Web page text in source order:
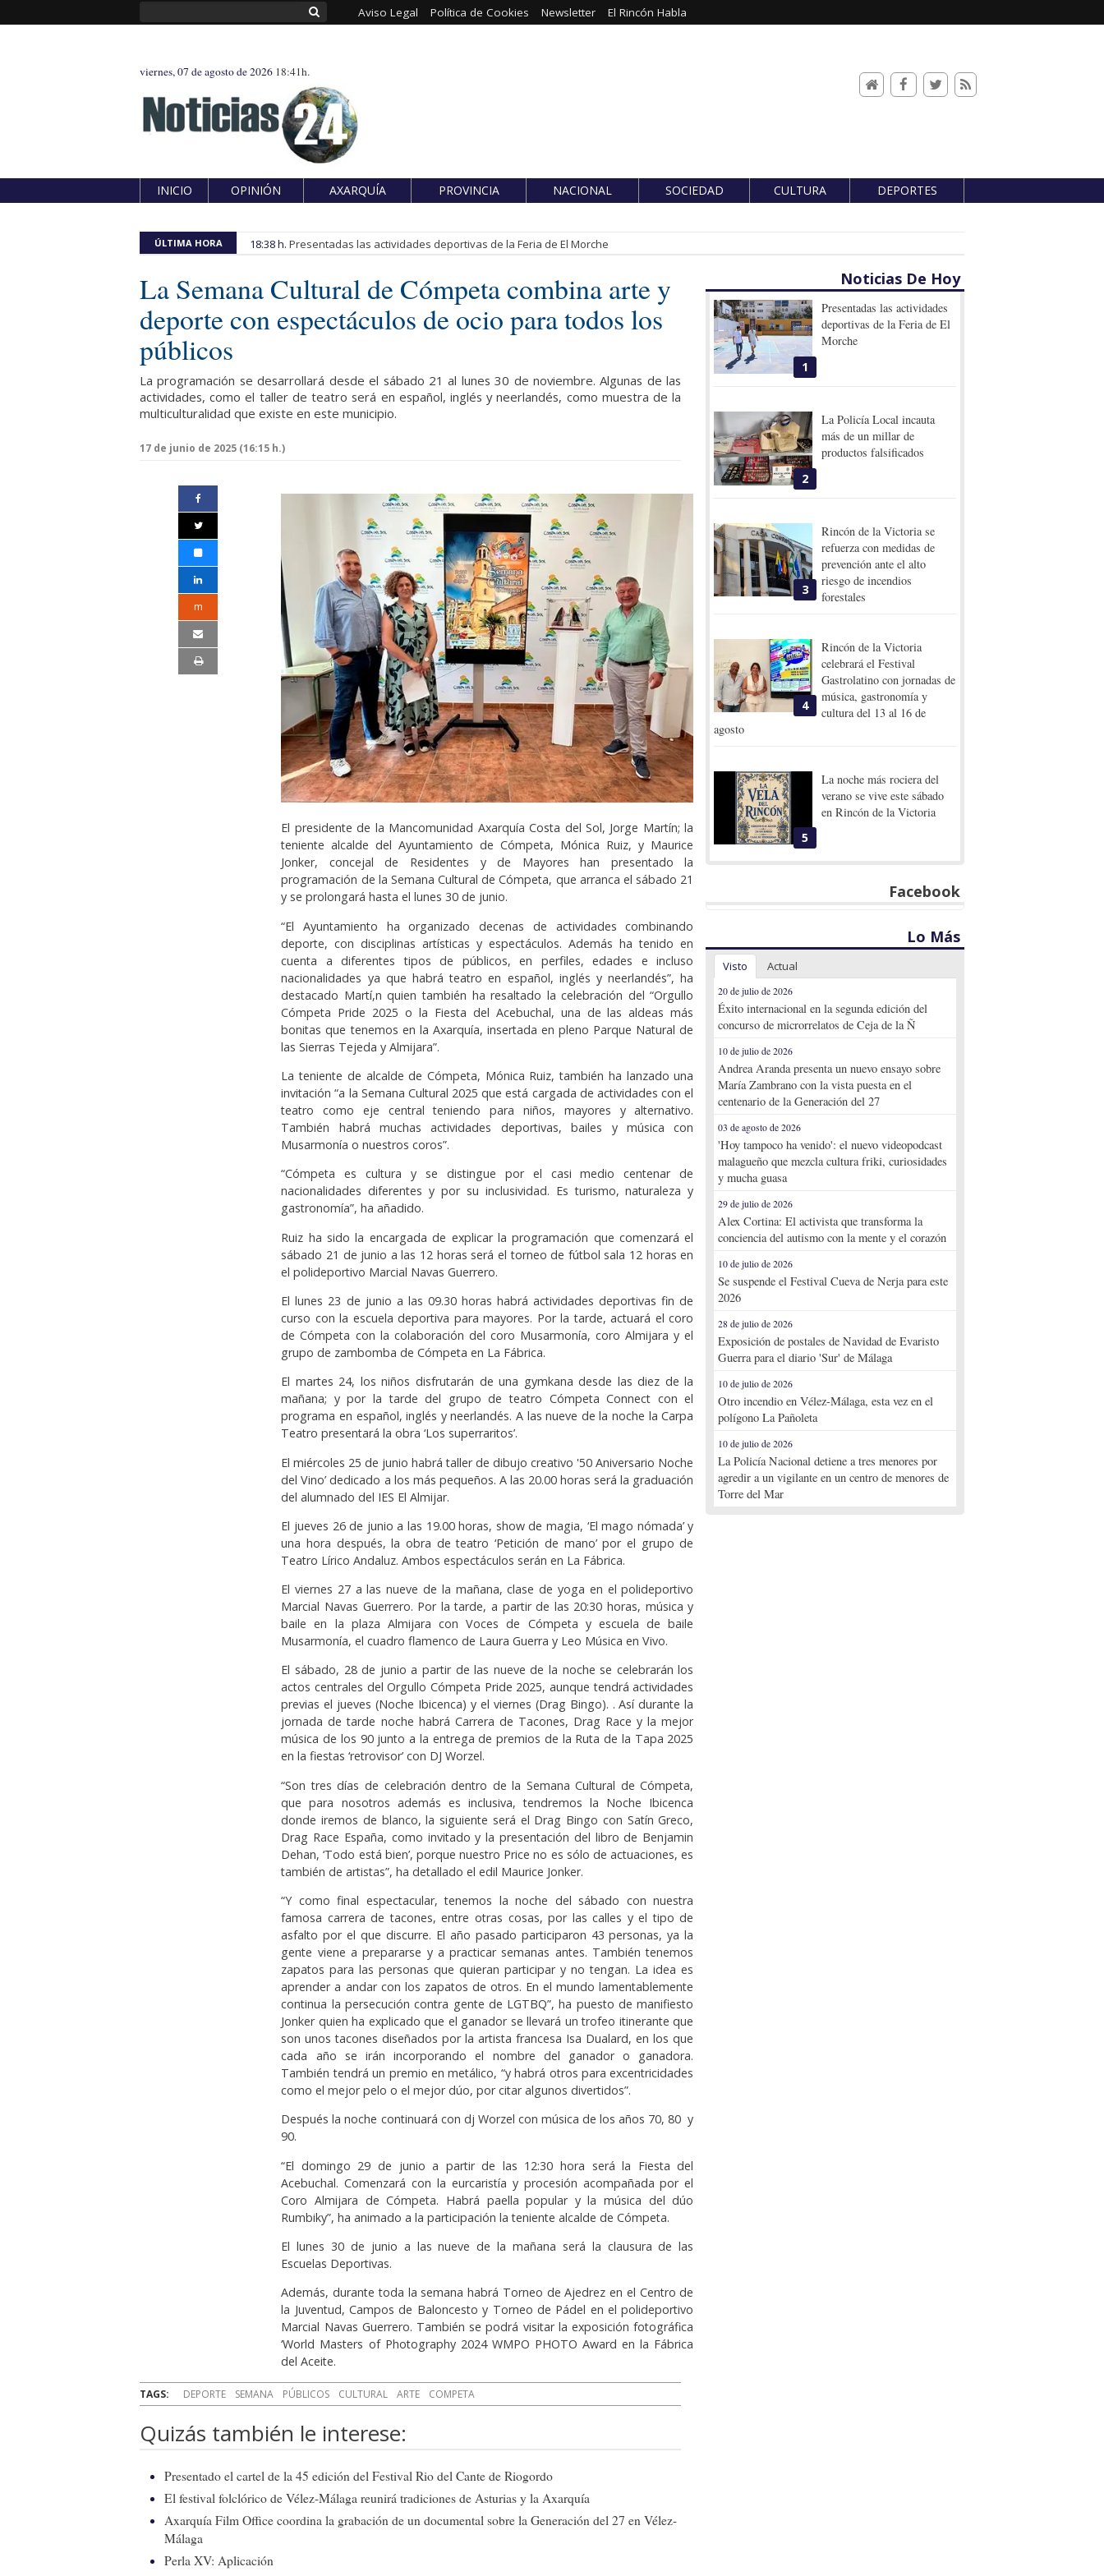
Aviso Legal Política de Cookies Newsletter El Rincón Habla
viernes, 07 de agosto de 2026 18:41h.
INICIO OPINIÓN AXARQUÍA PROVINCIA NACIONAL SOCIEDAD CULTURA DEPORTES
ÚLTIMA HORA 18:38 h. Presentadas las actividades deportivas de la Feria de El Morche
La Semana Cultural de Cómpeta combina arte y
deporte con espectáculos de ocio para todos los
públicos
La programación se desarrollará desde el sábado 21 al lunes 30 de noviembre. Algunas de las
actividades, como el taller de teatro será en español, inglés y neerlandés, como muestra de la
multiculturalidad que existe en este municipio.
17 de junio de 2025 (16:15 h.)
m
El presidente de la Mancomunidad Axarquía Costa del Sol, Jorge Martín; la
teniente alcalde del Ayuntamiento de Cómpeta, Mónica Ruiz, y Maurice
Jonker, concejal de Residentes y de Mayores han presentado la
programación de la Semana Cultural de Cómpeta, que arranca el sábado 21
y se prolongará hasta el lunes 30 de junio.
“El Ayuntamiento ha organizado decenas de actividades combinando
deporte, con disciplinas artísticas y espectáculos. Además ha tenido en
cuenta a diferentes tipos de públicos, en perfiles, edades e incluso
nacionalidades ya que habrá teatro en español, inglés y neerlandés”, ha
destacado Martí,n quien también ha resaltado la celebración del “Orgullo
Cómpeta Pride 2025 o la Fiesta del Acebuchal, una de las aldeas más
bonitas que tenemos en la Axarquía, insertada en pleno Parque Natural de
las Sierras Tejeda y Almijara”.
La teniente de alcalde de Cómpeta, Mónica Ruiz, también ha lanzado una
invitación “a la Semana Cultural 2025 que está cargada de actividades con el
teatro como eje central teniendo para niños, mayores y alternativo.
También habrá muchas actividades deportivas, bailes y música con
Musarmonía o nuestros coros”.
“Cómpeta es cultura y se distingue por el casi medio centenar de
nacionalidades diferentes y por su inclusividad. Es turismo, naturaleza y
gastronomía”, ha añadido.
Ruiz ha sido la encargada de explicar la programación que comenzará el
sábado 21 de junio a las 12 horas será el torneo de fútbol sala 12 horas en
el polideportivo Marcial Navas Guerrero.
El lunes 23 de junio a las 09.30 horas habrá actividades deportivas fin de
curso con la escuela deportiva para mayores. Por la tarde, actuará el coro
de Cómpeta con la colaboración del coro Musarmonía, coro Almijara y el
grupo de zambomba de Cómpeta en La Fábrica.
El martes 24, los niños disfrutarán de una gymkana desde las diez de la
mañana; y por la tarde del grupo de teatro Cómpeta Connect con el
programa en español, inglés y neerlandés. A las nueve de la noche la Carpa
Teatro presentará la obra ‘Los superraritos’.
El miércoles 25 de junio habrá taller de dibujo creativo '50 Aniversario Noche
del Vino’ dedicado a los más pequeños. A las 20.00 horas será la graduación
del alumnado del IES El Almijar.
El jueves 26 de junio a las 19.00 horas, show de magia, ‘El mago nómada’ y
una hora después, la obra de teatro ‘Petición de mano’ por el grupo de
Teatro Lírico Andaluz. Ambos espectáculos serán en La Fábrica.
El viernes 27 a las nueve de la mañana, clase de yoga en el polideportivo
Marcial Navas Guerrero. Por la tarde, a partir de las 20:30 horas, música y
baile en la plaza Almijara con Voces de Cómpeta y escuela de baile
Musarmonía, el cuadro flamenco de Laura Guerra y Leo Música en Vivo.
El sábado, 28 de junio a partir de las nueve de la noche se celebrarán los
actos centrales del Orgullo Cómpeta Pride 2025, aunque tendrá actividades
previas el jueves (Noche Ibicenca) y el viernes (Drag Bingo). . Así durante la
jornada de tarde noche habrá Carrera de Tacones, Drag Race y la mejor
música de los 90 junto a la entrega de premios de la Ruta de la Tapa 2025
en la fiestas ‘retrovisor’ con DJ Worzel.
“Son tres días de celebración dentro de la Semana Cultural de Cómpeta,
que para nosotros además es inclusiva, tendremos la Noche Ibicenca
donde iremos de blanco, la siguiente será el Drag Bingo con Satín Greco,
Drag Race España, como invitado y la presentación del libro de Benjamin
Dehan, ‘Todo está bien’, porque nuestro Price no es sólo de actuaciones, es
también de artistas”, ha detallado el edil Maurice Jonker.
“Y como final espectacular, tenemos la noche del sábado con nuestra
famosa carrera de tacones, entre otras cosas, por las calles y el tipo de
asfalto por el que discurre. El año pasado participaron 43 personas, ya la
gente viene a prepararse y a practicar semanas antes. También tenemos
zapatos para las personas que quieran participar y no tengan. La idea es
aprender a andar con los zapatos de otros. En el mundo lamentablemente
continua la persecución contra gente de LGTBQ”, ha puesto de manifiesto
Jonker quien ha explicado que el ganador se llevará un trofeo itinerante que
son unos tacones diseñados por la artista francesa Isa Dualard, en los que
cada año se irán incorporando el nombre del ganador o ganadora.
También tendrá un premio en metálico, “y habrá otros para excentricidades
como el mejor pelo o el mejor dúo, por citar algunos divertidos”.
Después la noche continuará con dj Worzel con música de los años 70, 80 y
90.
“El domingo 29 de junio a partir de las 12:30 hora será la Fiesta del
Acebuchal. Comenzará con la eurcaristía y procesión acompañada por el
Coro Almijara de Cómpeta. Habrá paella popular y la música del dúo
Rumbiky”, ha animado a la participación la teniente alcalde de Cómpeta.
El lunes 30 de junio a las nueve de la mañana será la clausura de las
Escuelas Deportivas.
Además, durante toda la semana habrá Torneo de Ajedrez en el Centro de
la Juventud, Campos de Baloncesto y Torneo de Pádel en el polideportivo
Marcial Navas Guerrero. También se podrá visitar la exposición fotográfica
‘World Masters of Photography 2024 WMPO PHOTO Award en la Fábrica
del Aceite.
TAGS: DEPORTE SEMANA PÚBLICOS CULTURAL ARTE COMPETA
Quizás también le interese:
Presentado el cartel de la 45 edición del Festival Rio del Cante de Riogordo
El festival folclórico de Vélez-Málaga reunirá tradiciones de Asturias y la Axarquía
Axarquía Film Office coordina la grabación de un documental sobre la Generación del 27 en Vélez-
Málaga
Perla XV: Aplicación
Noticias De Hoy
1
Presentadas las actividades
deportivas de la Feria de El
Morche
2
La Policía Local incauta
más de un millar de
productos falsificados
3
Rincón de la Victoria se
refuerza con medidas de
prevención ante el alto
riesgo de incendios
forestales
4
Rincón de la Victoria
celebrará el Festival
Gastrolatino con jornadas de
música, gastronomía y
cultura del 13 al 16 de
agosto
5
La noche más rociera del
verano se vive este sábado
en Rincón de la Victoria
Facebook
Lo Más
Visto Actual
20 de julio de 2026
Éxito internacional en la segunda edición del
concurso de microrrelatos de Ceja de la Ñ
10 de julio de 2026
Andrea Aranda presenta un nuevo ensayo sobre
María Zambrano con la vista puesta en el
centenario de la Generación del 27
03 de agosto de 2026
'Hoy tampoco ha venido': el nuevo videopodcast
malagueño que mezcla cultura friki, curiosidades
y mucha guasa
29 de julio de 2026
Alex Cortina: El activista que transforma la
conciencia del autismo con la mente y el corazón
10 de julio de 2026
Se suspende el Festival Cueva de Nerja para este
2026
28 de julio de 2026
Exposición de postales de Navidad de Evaristo
Guerra para el diario 'Sur' de Málaga
10 de julio de 2026
Otro incendio en Vélez-Málaga, esta vez en el
polígono La Pañoleta
10 de julio de 2026
La Policía Nacional detiene a tres menores por
agredir a un vigilante en un centro de menores de
Torre del Mar